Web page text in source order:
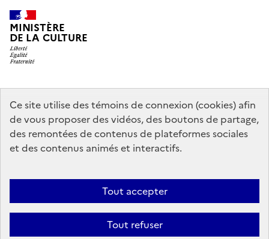
Ce site utilise des témoins de connexion (cookies) afin
de vous proposer des vidéos, des boutons de partage,
des remontées de contenus de plateformes sociales
et des contenus animés et interactifs.
Tout accepter
Tout refuser
MINISTÈRE
DE LA CULTURE
data.gouv.fr legifrance.gouv.fr
info.gouv.fr
service-public.gouv.fr
Contact Mentions légales
Accessibilité : partiellement conforme
Politique générale de protection des données
des témoins de connexion (cookies)
Plan du site